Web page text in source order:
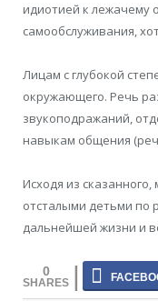
идиотией к лежачему
самообслуживания,
Лицам с глубокой
окружающего. Речь
звукоподражаний,
навыкам общения
Исходя из
отсталыми детьми по
дальнейшей жизни и
0